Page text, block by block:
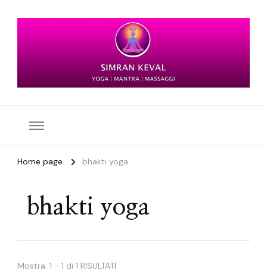
Home page bhakti yoga
bhakti yoga
Mostra: 1 - 1 di 1 RISULTATI